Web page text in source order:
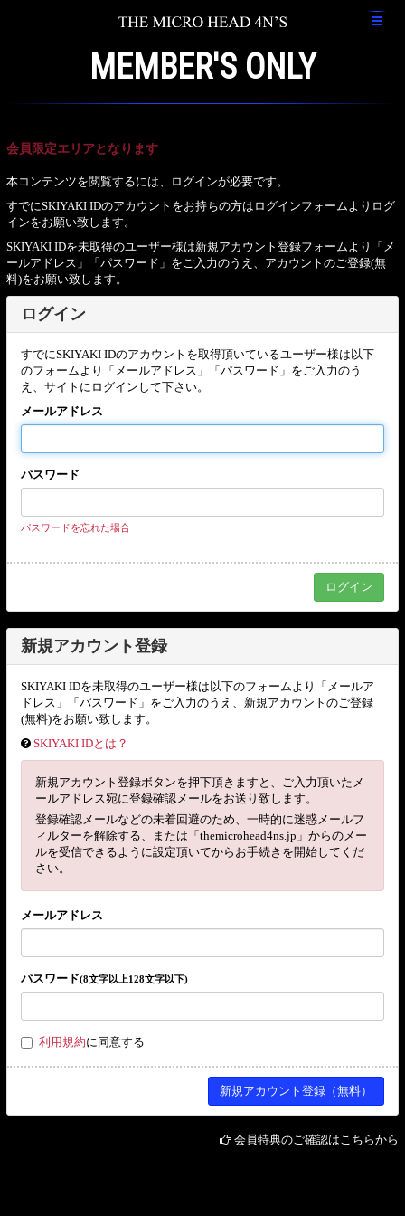
MEMBER'S ONLY
会員限定エリアとなります
本コンテンツを閲覧するには、ログインが必要です。
すでにSKIYAKI IDのアカウントをお持ちの方はログインフォームよりログ
インをお願い致します。
SKIYAKI IDを未取得のユーザー様は新規アカウント登録フォームより「メ
ールアドレス」「パスワード」をご入力のうえ、アカウントのご登録(無
料)をお願い致します。
ログイン
すでにSKIYAKI IDのアカウントを取得頂いているユーザー様は以下
のフォームより「メールアドレス」「パスワード」をご入力のう
え、サイトにログインして下さい。
メールアドレス
パスワード
パスワードを忘れた場合
新規アカウント登録
SKIYAKI IDを未取得のユーザー様は以下のフォームより「メールア
ドレス」「パスワード」をご入力のうえ、新規アカウントのご登録
(無料)をお願い致します。
SKIYAKI IDとは？
新規アカウント登録ボタンを押下頂きますと、ご入力頂いたメ
ールアドレス宛に登録確認メールをお送り致します。
登録確認メールなどの未着回避のため、一時的に迷惑メールフ
ィルターを解除する、または「themicrohead4ns.jp」からのメー
ルを受信できるように設定頂いてからお手続きを開始してくだ
さい。
メールアドレス
パスワード(8文字以上128文字以下)
利用規約に同意する
会員特典のご確認はこちらから